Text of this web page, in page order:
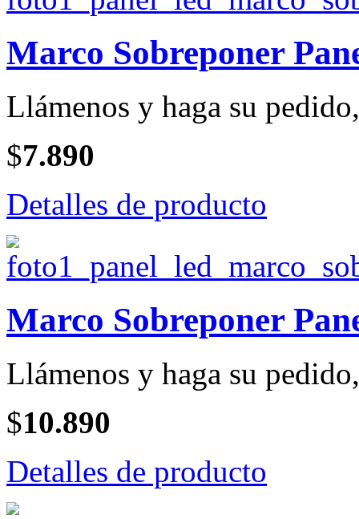
Marco Sobreponer
Llámenos y haga su
$7.890
Detalles de producto
Marco Sobreponer
Llámenos y haga su
$10.890
Detalles de producto